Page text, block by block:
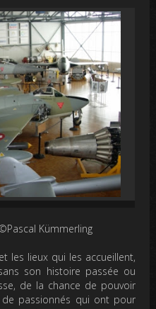
Kümmerling
les lieux qui les accueillent,
son histoire passée ou
de la chance de pouvoir
passionnés qui ont pour